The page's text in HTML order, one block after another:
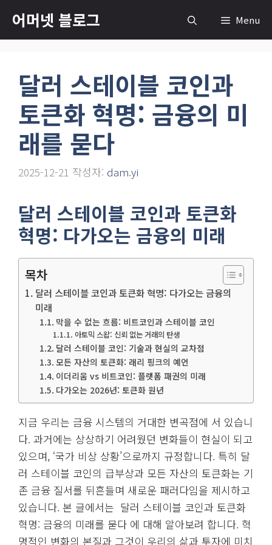
츠
어머넷 블로그 Menu
달러 스테이블 코인과
토큰화 혁명: 금융의 미
래를 묻다
2025-12-21 작성자: dam.yi
달러 스테이블 코인과 토큰화
혁명: 다가오는 금융의 미래
목차
달러 스테이블 코인과 토큰화 혁명: 다가오는 금융의
미래
막을 수 없는 흐름: 비트코인과 스테이블 코인
아토믹 스왑: 신뢰 없는 거래의 탄생
달러 스테이블 코인: 기술과 현실의 교차점
모든 자산의 토큰화: 래리 핑크의 예언
이더리움 vs 비트코인: 플랫폼 패권의 미래
다가오는 2026년: 토큰화 원년
지금 우리는 금융 시스템의 거대한 변곡점에 서 있습니
다. 과거에는 상상하기 어려웠던 변화들이 현실이 되고
있으며, ‘국가 비상 상황’으로까지 규정합니다. 특히 달
러 스테이블 코인의 급부상과 모든 자산의 토큰화는 기
존 금융 질서를 뒤흔들며 새로운 패러다임을 제시하고
있습니다. 본 글에서는 달러 스테이블 코인과 토큰화
혁명: 금융의 미래를 묻다 에 대해 알아보려 합니다. 혁
명적인 변화의 본질과 그것이 우리의 삶과 투자에 미치